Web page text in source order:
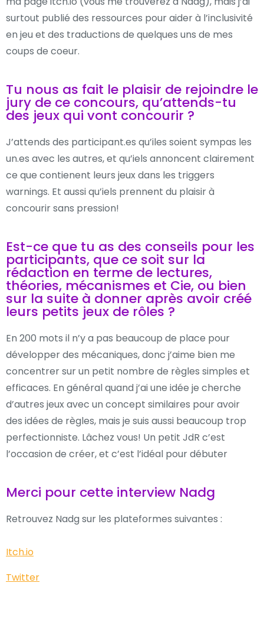
surtout publié des ressources pour aider à l’inclusivité
en jeu et des traductions de quelques uns de mes
coups de coeur.
Tu nous as fait le plaisir de rejoindre le
jury de ce concours, qu’attends-tu
des jeux qui vont concourir ?
J’attends des participant.es qu’iles soient sympas les
un.es avec les autres, et qu’iels annoncent clairement
ce que contienent leurs jeux dans les triggers
warnings. Et aussi qu’iels prennent du plaisir à
concourir sans pression!
Est-ce que tu as des conseils pour les
participants, que ce soit sur la
rédaction en terme de lectures,
théories, mécanismes et Cie, ou bien
sur la suite à donner après avoir créé
leurs petits jeux de rôles ?
En 200 mots il n’y a pas beaucoup de place pour
développer des mécaniques, donc j’aime bien me
concentrer sur un petit nombre de règles simples et
efficaces. En général quand j’ai une idée je cherche
d’autres jeux avec un concept similaires pour avoir
des idées de règles, mais je suis aussi beaucoup trop
perfectionniste. Lâchez vous! Un petit JdR c’est
l’occasion de créer, et c’est l’idéal pour débuter
Merci pour cette interview Nadg
Retrouvez Nadg sur les plateformes suivantes :
Itch.io
Twitter